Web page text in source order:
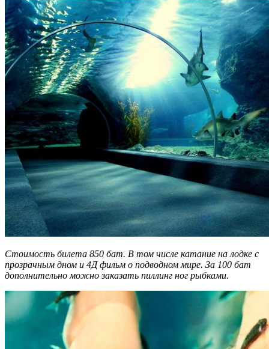
Стоимость билета 850 бат. В том числе катание на лодке с
прозрачным дном и 4Д фильм о подводном мире. За 100 бат
дополнительно можно заказать пиллинг ног рыбками.